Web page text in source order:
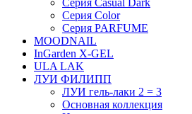
Серия Casual Dark
Серия Color
Серия PARFUME
MOODNAIL
InGarden X-GEL
ULA LAK
ЛУИ ФИЛИПП
ЛУИ гель-лаки 2 = 3
Основная коллекция